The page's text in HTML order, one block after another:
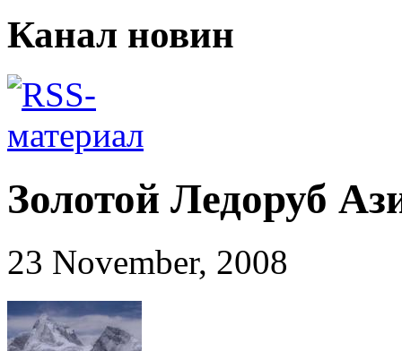
Канал новин
Золотой Ледоруб
23 November, 2008